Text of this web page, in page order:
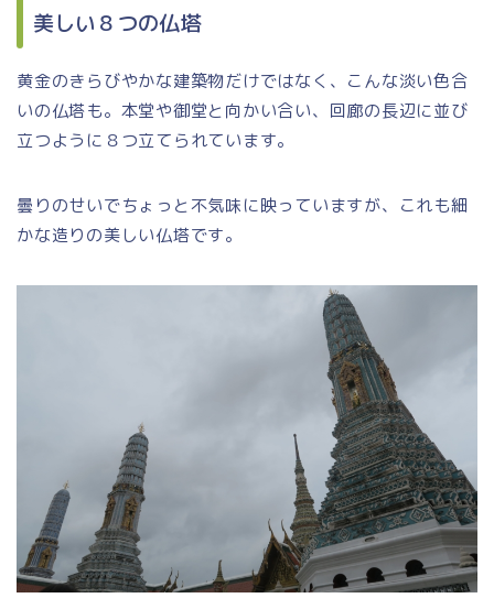
美しい８つの仏塔
黄金のきらびやかな建築物だけではなく、こんな淡い色合
いの仏塔も。本堂や御堂と向かい合い、回廊の長辺に並び
立つように８つ立てられています。
曇りのせいでちょっと不気味に映っていますが、これも細
かな造りの美しい仏塔です。